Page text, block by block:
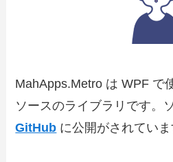
MahApps.Metro は WPF で
ソースのライブラリです。
GitHub に公開がされていま